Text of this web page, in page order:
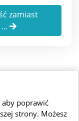
zamiast
poprawić
strony. Możesz